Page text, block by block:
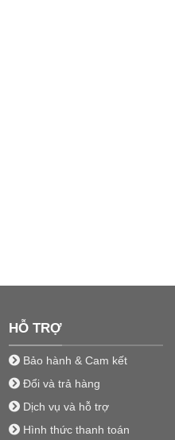
HỖ TRỢ
Bảo hành & Cam kết
Đổi và trả hàng
Dịch vụ và hỗ trợ
Hình thức thanh toán